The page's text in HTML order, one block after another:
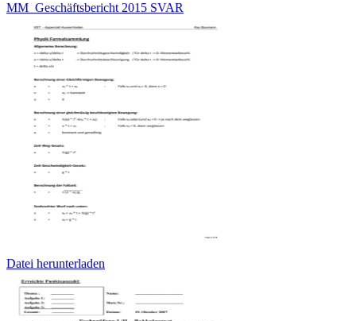
MM_Geschäftsbericht 2015 SVAR
Datei herunterladen